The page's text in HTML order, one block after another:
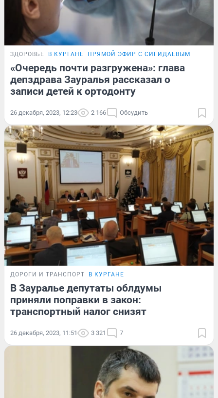
ЗДОРОВЬЕ В КУРГАНЕ ПРЯМОЙ ЭФИР С СИГИДАЕВЫМ
«Очередь почти разгружена»: глава
депздрава Зауралья рассказал о
записи детей к ортодонту
26 декабря, 2023, 12:23 2 166 Обсудить
ДОРОГИ И ТРАНСПОРТ В КУРГАНЕ
В Зауралье депутаты облдумы
приняли поправки в закон:
транспортный налог снизят
26 декабря, 2023, 11:51 3 321 7